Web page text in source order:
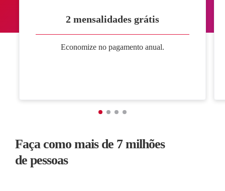
2 mensalidades grátis
Economize no pagamento anual.
Faça como mais de 7 milhões
de pessoas